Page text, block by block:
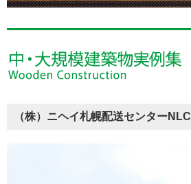
（株）ニヘイ札幌配送センターNLC